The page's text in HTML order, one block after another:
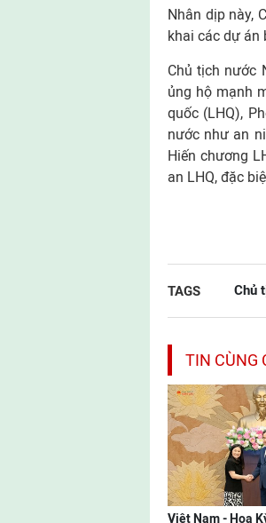
Nhân dịp này,
khai các dự án
Chủ tịch nước
ủng hộ mạnh
quốc (LHQ),
nước như an
Hiến chương
an LHQ, đặc
TAGS Chủ
TIN CÙNG
Việt Nam - Hoa